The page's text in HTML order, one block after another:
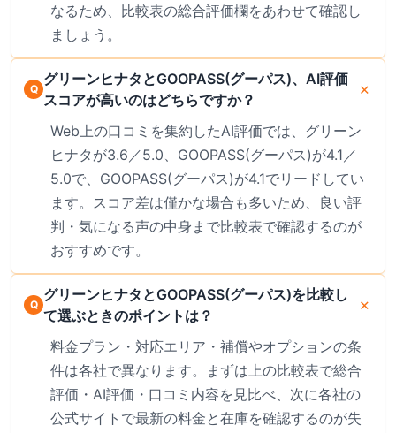
なるため、比較表の総合評価欄をあわせて確認し
ましょう。
グリーンヒナタとGOOPASS(グーパス)、AI評価
スコアが高いのはどちらですか？
Web上の口コミを集約したAI評価では、グリーン
ヒナタが3.6／5.0、GOOPASS(グーパス)が4.1／
5.0で、GOOPASS(グーパス)が4.1でリードしてい
ます。スコア差は僅かな場合も多いため、良い評
判・気になる声の中身まで比較表で確認するのが
おすすめです。
グリーンヒナタとGOOPASS(グーパス)を比較し
て選ぶときのポイントは？
料金プラン・対応エリア・補償やオプションの条
件は各社で異なります。まずは上の比較表で総合
評価・AI評価・口コミ内容を見比べ、次に各社の
公式サイトで最新の料金と在庫を確認するのが失